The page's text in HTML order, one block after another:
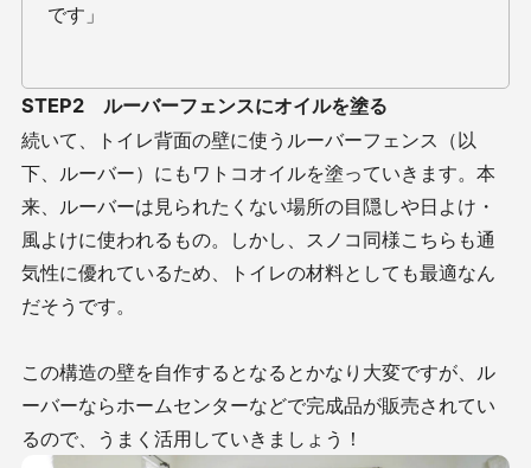
です」
STEP2 ルーバーフェンスにオイルを塗る
続いて、トイレ背面の壁に使うルーバーフェンス（以
下、ルーバー）にもワトコオイルを塗っていきます。本
来、ルーバーは見られたくない場所の目隠しや日よけ・
風よけに使われるもの。しかし、スノコ同様こちらも通
気性に優れているため、トイレの材料としても最適なん
だそうです。
この構造の壁を自作するとなるとかなり大変ですが、ル
ーバーならホームセンターなどで完成品が販売されてい
るので、うまく活用していきましょう！